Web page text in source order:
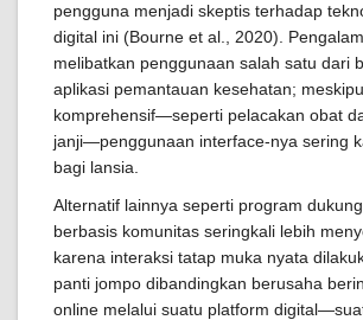
pengguna menjadi skeptis terhadap
digital ini (Bourne et al., 2020).
melibatkan penggunaan salah satu dari
aplikasi pemantauan kesehatan;
komprehensif—seperti pelacakan obat
janji—penggunaan interface-nya sering
bagi lansia.
Alternatif lainnya seperti program
berbasis komunitas seringkali lebih
karena interaksi tatap muka nyata
panti jompo dibandingkan berusaha
online melalui suatu platform